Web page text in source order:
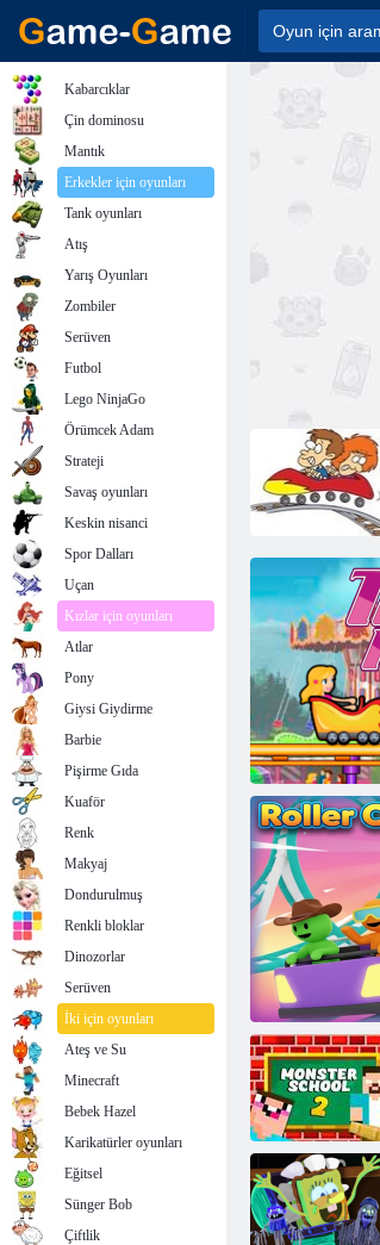
Canavar okul 2
Kabarcıklar
Çin dominosu
Mantık
Erkekler için oyunları
Tank oyunları
Atış
Yarış Oyunları
Zombiler
Serüven
Futbol
Lego NinjaGo
Örümcek Adam
Strateji
Savaş oyunları
Keskin nisanci
Spor Dalları
Uçan
Kızlar için oyunları
Atlar
Pony
Giysi Giydirme
Barbie
Pişirme Gıda
Kuaför
Renk
Makyaj
Dondurulmuş
Renkli bloklar
Dinozorlar
Serüven
İki için oyunları
Ateş ve Su
Minecraft
Bebek Hazel
Karikatürler oyunları
Eğitsel
Sünger Bob
Çiftlik